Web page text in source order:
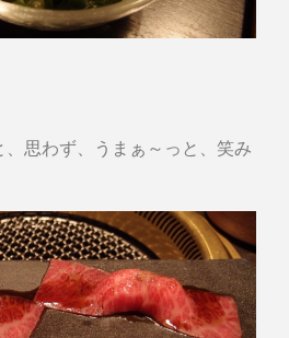
思わず、うまぁ～っと、笑み